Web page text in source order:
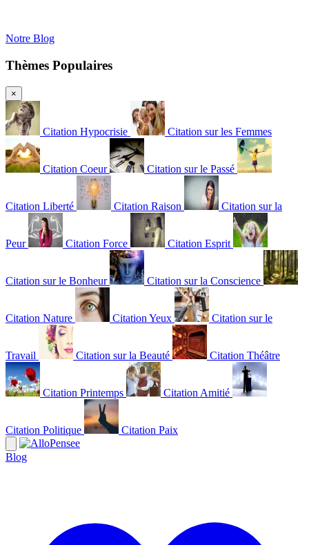
Notre Blog
Thèmes Populaires
×
Citation Hypocrisie Citation sur les Femmes
Citation Coeur Citation sur le Passé
Citation Liberté Citation Raison Citation sur la
Peur Citation Force Citation Esprit
Citation sur le Bonheur Citation sur la Conscience
Citation Nature Citation Yeux Citation sur le
Travail Citation sur la Beauté Citation Théâtre
Citation Printemps Citation Amitié
Citation Politique Citation Paix
Blog